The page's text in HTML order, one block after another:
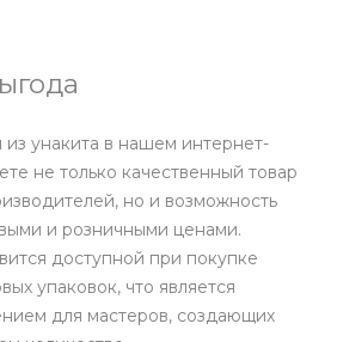
унакита в нашем интернет-
не только качественный товар
но и возможность
и розничными ценами.
доступной при покупке
упаковок, что является
для мастеров, создающих